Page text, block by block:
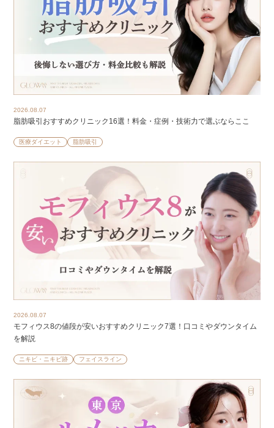
2026.08.07
脂肪吸引おすすめクリニック16選！料金・症例・技術力で選ぶならここ
医療ダイエット 脂肪吸引
2026.08.07
モフィウス8の値段が安いおすすめクリニック7選！口コミやダウンタイム
を解説
ニキビ・ニキビ跡 フェイスライン